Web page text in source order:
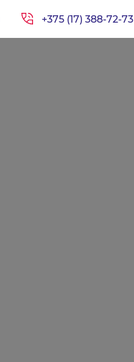
+375 (17) 388-72-73